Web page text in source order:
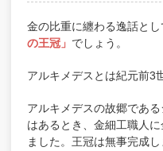
金の比重に纏わる逸話と
の王冠」 でしょう。
アルキメデスとは紀元前3
アルキメデスの故郷であ
はあるとき、金細工職人
ました。王冠は無事完成